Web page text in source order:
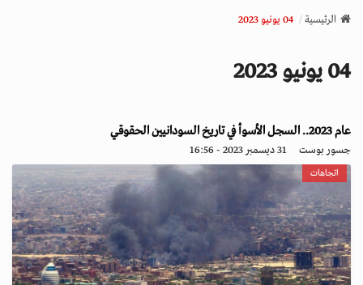
v
a
o
n
الرئيسية 04 يونيو 2023
04 يونيو 2023
عام 2023.. السجل الأسوأ في تاريخ السودانيين الحقوقي
جسور بوست 31 ديسمبر 2023 - 16:56
اتجاهات